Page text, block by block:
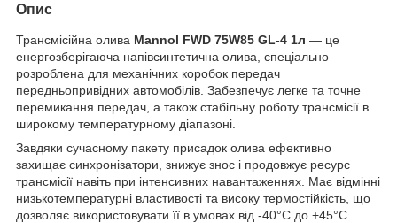
Опис
Трансмісійна олива Mannol FWD 75W85 GL-4 1л — це
енергозберігаюча напівсинтетична олива, спеціально
розроблена для механічних коробок передач
передньопривідних автомобілів. Забезпечує легке та точне
перемикання передач, а також стабільну роботу трансмісії в
широкому температурному діапазоні.
Завдяки сучасному пакету присадок олива ефективно
захищає синхронізатори, знижує знос і продовжує ресурс
трансмісії навіть при інтенсивних навантаженнях. Має відмінні
низькотемпературні властивості та високу термостійкість, що
дозволяє використовувати її в умовах від -40°C до +45°C.